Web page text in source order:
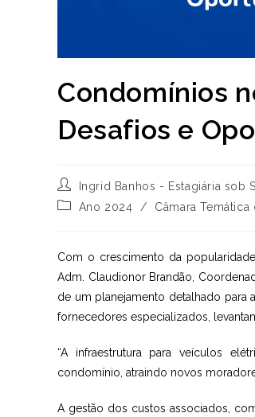
Condomínios
Desafios e
Autor
do
post:
Ingrid Banhos - Estagiária sob
Categoria
Ano 2024 / Câmara
Com o crescimento da
Adm. Claudionor Brandão,
de um planejamento detalhado para
fornecedores especializados,
“A infraestrutura para veículos
condomínio, atraindo novos
A gestão dos custos associados,